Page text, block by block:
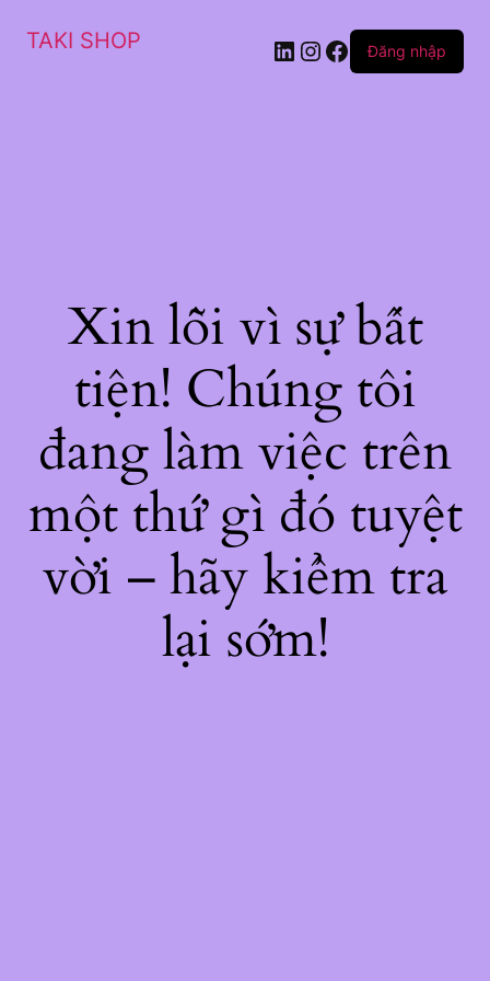
TAKI SHOP LinkedIn
Instagram
Facebook
Đăng nhập
Xin lỗi vì sự bất
tiện! Chúng tôi
đang làm việc trên
một thứ gì đó tuyệt
vời – hãy kiểm tra
lại sớm!